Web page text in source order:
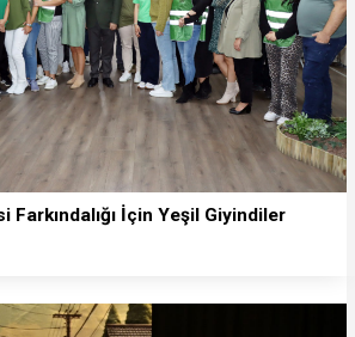
Farkındalığı İçin Yeşil Giyindiler